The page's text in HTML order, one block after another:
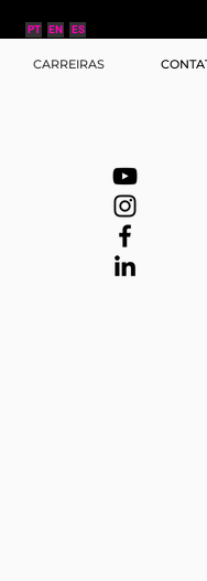
ES
EN
PT
CARREIRAS